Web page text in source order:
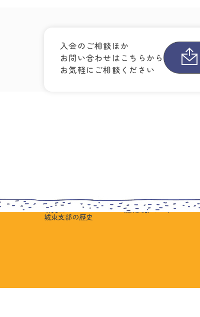
入会のご相談ほか
お問い合わせはこちらから
お気軽にご相談ください
動画でみる城東支部
部室活動の紹介
研究会
城東支部の歴史
先輩の体験談
城東支部の一年